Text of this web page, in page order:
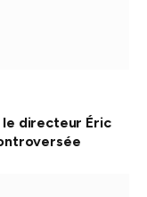
le directeur Éric